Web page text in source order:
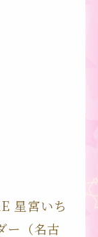
星宮いち
ー（名古